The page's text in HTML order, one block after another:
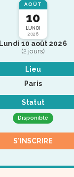
AOÛT
10
LUNDI
2026
Lundi 10 août 2026
(2 jours)
Lieu
Paris
Statut
Disponible
S'INSCRIRE